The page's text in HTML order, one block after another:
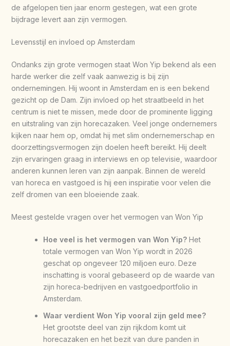
de afgelopen tien jaar enorm gestegen, wat een grote
bijdrage levert aan zijn vermogen.
Levensstijl en invloed op Amsterdam
Ondanks zijn grote vermogen staat Won Yip bekend als een
harde werker die zelf vaak aanwezig is bij zijn
ondernemingen. Hij woont in Amsterdam en is een bekend
gezicht op de Dam. Zijn invloed op het straatbeeld in het
centrum is niet te missen, mede door de prominente ligging
en uitstraling van zijn horecazaken. Veel jonge ondernemers
kijken naar hem op, omdat hij met slim ondernemerschap en
doorzettingsvermogen zijn doelen heeft bereikt. Hij deelt
zijn ervaringen graag in interviews en op televisie, waardoor
anderen kunnen leren van zijn aanpak. Binnen de wereld
van horeca en vastgoed is hij een inspiratie voor velen die
zelf dromen van een bloeiende zaak.
Meest gestelde vragen over het vermogen van Won Yip
Hoe veel is het vermogen van Won Yip?Het
totale vermogen van Won Yip wordt in 2026
geschat op ongeveer 120 miljoen euro. Deze
inschatting is vooral gebaseerd op de waarde van
zijn horeca-bedrijven en vastgoedportfolio in
Amsterdam.
Waar verdient Won Yip vooral zijn geld mee?
Het grootste deel van zijn rijkdom komt uit
horecazaken en het bezit van dure panden in